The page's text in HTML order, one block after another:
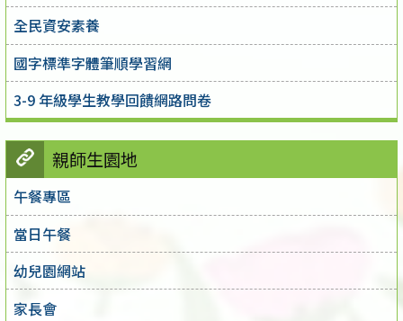
全民資安素養
國字標準字體筆順學習網
3-9 年級學生教學回饋網路問卷
親師生園地
午餐專區
當日午餐
幼兒園網站
家長會